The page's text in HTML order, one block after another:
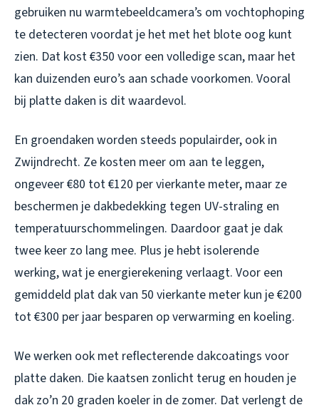
gebruiken nu warmtebeeldcamera’s om vochtophoping
te detecteren voordat je het met het blote oog kunt
zien. Dat kost €350 voor een volledige scan, maar het
kan duizenden euro’s aan schade voorkomen. Vooral
bij platte daken is dit waardevol.
En groendaken worden steeds populairder, ook in
Zwijndrecht. Ze kosten meer om aan te leggen,
ongeveer €80 tot €120 per vierkante meter, maar ze
beschermen je dakbedekking tegen UV-straling en
temperatuurschommelingen. Daardoor gaat je dak
twee keer zo lang mee. Plus je hebt isolerende
werking, wat je energierekening verlaagt. Voor een
gemiddeld plat dak van 50 vierkante meter kun je €200
tot €300 per jaar besparen op verwarming en koeling.
We werken ook met reflecterende dakcoatings voor
platte daken. Die kaatsen zonlicht terug en houden je
dak zo’n 20 graden koeler in de zomer. Dat verlengt de